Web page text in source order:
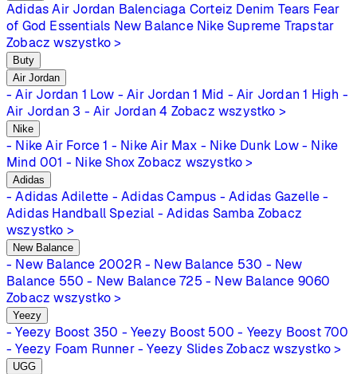
Adidas Air Jordan Balenciaga Corteiz Denim Tears Fear
of God Essentials New Balance Nike Supreme Trapstar
Zobacz wszystko >
Buty
Air Jordan
- Air Jordan 1 Low - Air Jordan 1 Mid - Air Jordan 1 High -
Air Jordan 3 - Air Jordan 4 Zobacz wszystko >
Nike
- Nike Air Force 1 - Nike Air Max - Nike Dunk Low - Nike
Mind 001 - Nike Shox Zobacz wszystko >
Adidas
- Adidas Adilette - Adidas Campus - Adidas Gazelle -
Adidas Handball Spezial - Adidas Samba Zobacz
wszystko >
New Balance
- New Balance 2002R - New Balance 530 - New
Balance 550 - New Balance 725 - New Balance 9060
Zobacz wszystko >
Yeezy
- Yeezy Boost 350 - Yeezy Boost 500 - Yeezy Boost 700
- Yeezy Foam Runner - Yeezy Slides Zobacz wszystko >
UGG